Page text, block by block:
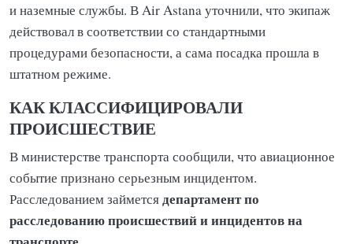
и наземные службы. В Air Astana уточнили, что экипаж
действовал в соответствии со стандартными
процедурами безопасности, а сама посадка прошла в
штатном режиме.
КАК КЛАССИФИЦИРОВАЛИ
ПРОИСШЕСТВИЕ
В министерстве транспорта сообщили, что авиационное
событие признано серьезным инцидентом.
Расследованием займетсядепартамент по
расследованию происшествий и инцидентов на